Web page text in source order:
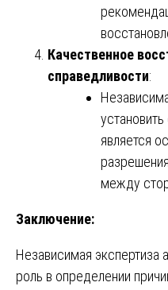
Качественное
справедливости:
является
между
Заключение:
Независимая экспертиза
роль в определении